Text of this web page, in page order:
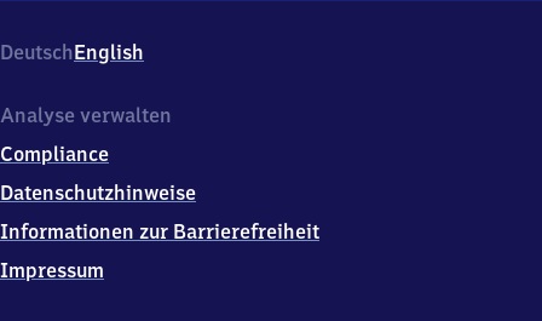
Bahnhofstr.,
8
2
6
Maisach
DeutschEnglish
Analyse verwalten
Compliance
Datenschutzhinweise
Informationen zur Barrierefreiheit
Impressum